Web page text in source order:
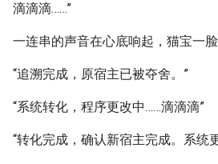
滴滴滴……”
一连串的声音在心底响起，猫宝一脸
“追溯完成，原宿主已被夺舍。”
“系统转化，程序更改中……滴滴滴”
“转化完成，确认新宿主完成。系统